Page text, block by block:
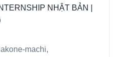
NHẬT BẢN |
machi,